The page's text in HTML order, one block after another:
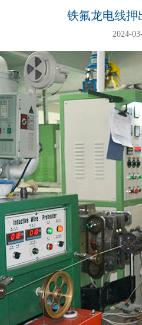
铁氟龙电线押
2024-